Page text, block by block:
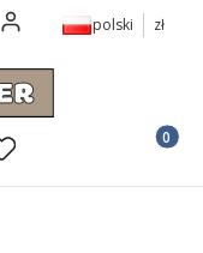
Zaloguj siępolski zł
Ulubione Koszyk